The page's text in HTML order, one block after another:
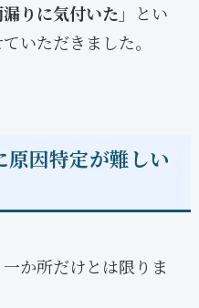
りに気付いた」
とい
いただきました。
因特定が難しい
か所だけとは限りま